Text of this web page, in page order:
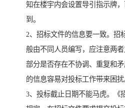
知在楼宇内会设置导引指示牌
到。
2、招标文件的信息要一致。招
般由不同人员编写，应注意两
部分是否存在不协调、重复和
的信息容易对投标工作带来困扰
3、投标截止日期不能马虎。《